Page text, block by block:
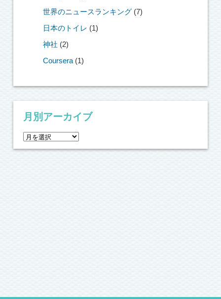
世界のニュースランキング(7)
日本のトイレ (1)
神社 (2)
Coursera(1)
月別アーカイブ
月
別